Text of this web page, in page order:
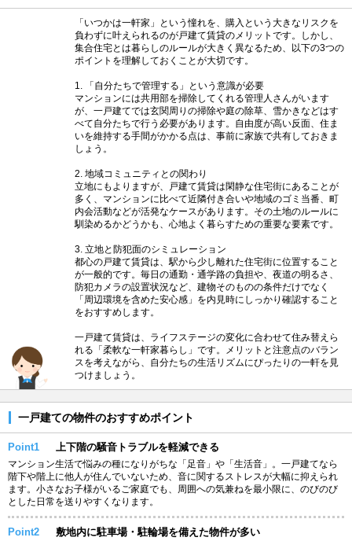
「いつかは一軒家」という憧れを、購入という大きなリスクを
負わずに叶えられるのが戸建て賃貸のメリットです。しかし、
集合住宅とは暮らしのルールが大きく異なるため、以下の3つの
ポイントを理解しておくことが大切です。
1. 「自分たちで管理する」という意識が必要
マンションには共用部を掃除してくれる管理人さんがいます
が、一戸建てでは玄関周りの掃除や庭の除草、雪かきなどはす
べて自分たちで行う必要があります。自由度が高い反面、住ま
いを維持する手間がかかる点は、事前に家族で共有しておきま
しょう。
2. 地域コミュニティとの関わり
立地にもよりますが、戸建て賃貸は閑静な住宅街にあることが
多く、マンションに比べて近隣付き合いや地域のゴミ当番、町
内会活動などが活発なケースがあります。その土地のルールに
馴染めるかどうかも、心地よく暮らすための重要な要素です。
3. 立地と防犯面のシミュレーション
都心の戸建て賃貸は、駅から少し離れた住宅街に位置すること
が一般的です。毎日の通勤・通学路の負担や、夜道の明るさ、
防犯カメラの設置状況など、建物そのものの条件だけでなく
「周辺環境を含めた安心感」を内見時にしっかり確認すること
をおすすめします。
一戸建て賃貸は、ライフステージの変化に合わせて住み替えら
れる「柔軟な一軒家暮らし」です。メリットと注意点のバラン
スを考えながら、自分たちの生活リズムにぴったりの一軒を見
つけましょう。
一戸建ての物件のおすすめポイント
Point1 上下階の騒音トラブルを軽減できる
マンション生活で悩みの種になりがちな「足音」や「生活音」。一戸建てなら
階下や階上に他人が住んでいないため、音に関するストレスが大幅に抑えられ
ます。小さなお子様がいるご家庭でも、周囲への気兼ねを最小限に、のびのび
とした日常を送りやすくなります。
Point2 敷地内に駐車場・駐輪場を備えた物件が多い